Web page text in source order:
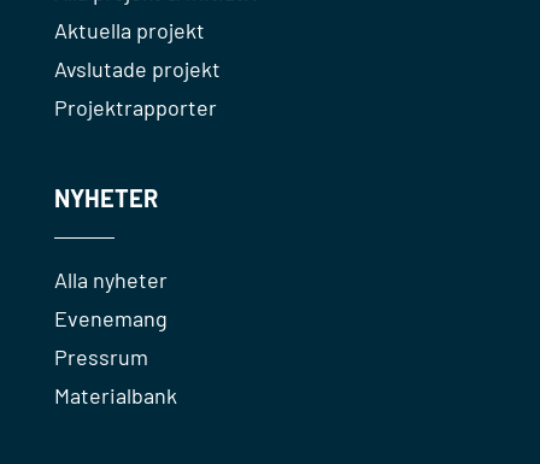
Aktuella projekt
Avslutade projekt
Projektrapporter
NYHETER
Alla nyheter
Evenemang
Pressrum
Materialbank